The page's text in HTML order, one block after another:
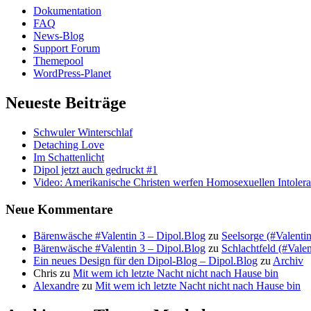
Dokumentation
FAQ
News-Blog
Support Forum
Themepool
WordPress-Planet
Neueste Beiträge
Schwuler Winterschlaf
Detaching Love
Im Schattenlicht
Dipol jetzt auch gedruckt #1
Video: Amerikanische Christen werfen Homosexuellen
Neue Kommentare
Bärenwäsche #Valentin 3 – Dipol.Blog zu Seelsorge
Bärenwäsche #Valentin 3 – Dipol.Blog zu Schlachtfeld
Ein neues Design für den Dipol-Blog – Dipol.Blog zuArchiv
Chris zu Mit wem ich letzte Nacht nicht nach Hause bin
Alexandre zu Mit wem ich letzte Nacht nicht nach Hause bin